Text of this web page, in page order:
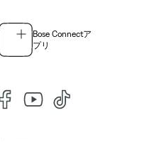
Bose Connectア
プリ